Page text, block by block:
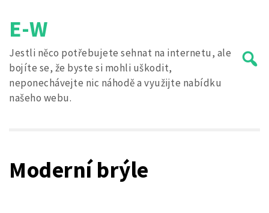
content
E-W
Jestli něco potřebujete sehnat na internetu, ale
bojíte se, že byste si mohli uškodit,
neponechávejte nic náhodě a využijte nabídku
našeho webu.
Moderní brýle